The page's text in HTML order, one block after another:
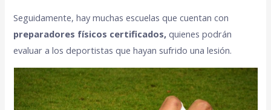
Seguidamente, hay muchas escuelas que cuentan con
preparadores físicos certificados,quienes podrán
evaluar a los deportistas que hayan sufrido una lesión.